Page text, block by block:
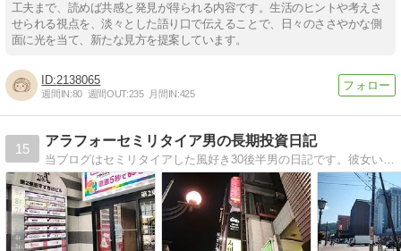
工夫まで、読めば共感と発見が得られる内容です。生活のヒントや考えさ
せられる視点を、淡々とした語り口で伝えることで、日々のささやかな側
面に光を当て、新たな見方を提案しています。
2138065
週間IN:80 週間OUT:235 月間IN:425
15
アラフォーセミリタイア男の長期投資日記
当ブログはセミリタイアした風好き30後半男の日記です。彼女いない歴＝年齢の素人童貞、福岡住みです。2023年12月、13年間働いた会社を退職し、セミリタイアを開始しました。